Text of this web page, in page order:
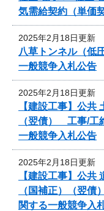
気需給契約（単価
2025年2月18日更新
八草トンネル（低
一般競争入札公告
2025年2月18日更新
【建設工事】公共
（翌債） 工事/工
一般競争入札公告
2025年2月18日更新
【建設工事】公共
（国補正）（翌
関する一般競争入